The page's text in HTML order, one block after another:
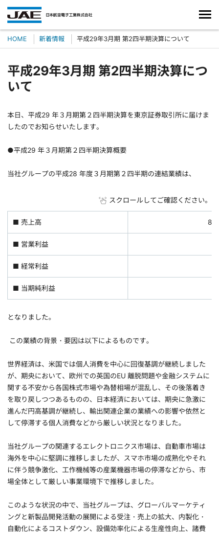
HOME 新着情報 平成29年3月期 第2四半期決算について
平成29年3月期 第2四半期決算につ
いて
本日、平成29 年３月期第２四半期決算を東京証券取引所に届けま
したのでお知らせいたします。
●平成29 年３月期第２四半期決算概要
当社グループの平成28 年度３月期第２四半期の連結業績は、
スクロールしてご確認ください。
■ 売上高
■ 営業利益
■ 経常利益
■ 当期純利益
となりました。
この業績の背景・要因は以下によるものです。
世界経済は、米国では個人消費を中心に回復基調が継続しました
が、期央において、欧州での英国のEU 離脱問題や金融システムに
関する不安から各国株式市場や為替相場が混乱し、その後落着き
を取り戻しつつあるものの、日本経済においては、期央に急激に
進んだ円高基調が継続し、輸出関連企業の業績への影響や依然と
して停滞する個人消費などから厳しい状況となりました。
当社グループの関連するエレクトロニクス市場は、自動車市場は
海外を中心に堅調に推移しましたが、スマホ市場の成熟化やそれ
に伴う競争激化、工作機械等の産業機器市場の停滞などから、市
場全体として厳しい事業環境下で推移しました。
このような状況の中で、当社グループは、グローバルマーケティ
ングと新製品開発活動の展開による受注・売上の拡大、内製化・
自動化によるコストダウン、設備効率化による生産性向上、諸費